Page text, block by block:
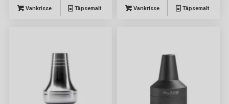
Vankrisse Täpsemalt Vankrisse Täpsemalt